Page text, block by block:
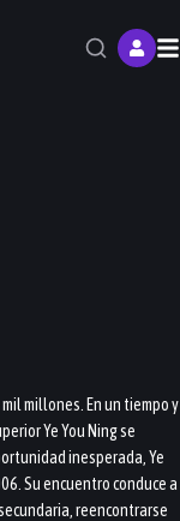
millones. En un tiempo y
Ye You Ning se
inesperada, Ye
Su encuentro conduce a
reencontrarse